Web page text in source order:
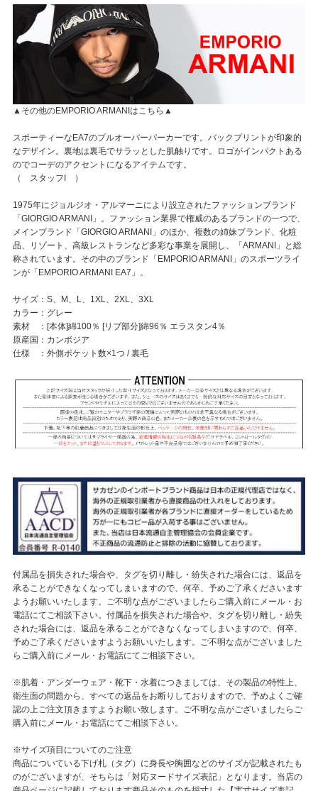
▲その他のEMPORIO ARMANIはこちら▲
スポーティーなEA7のプルオーバーパーカーです。バックプリントが印象的
なデザイン。裏地は裏毛でサラッとした肌触りです。ロゴがインパクトある
のでコーデのアクセントになるアイテムです。
（ スタッフI ）
1975年にジョルジオ・アルマーニにより設立されたファッションブランド
「GIORGIO ARMANI」。ファッション業界で権威のあるブランドの一つで、
メインブランド「GIORGIO ARMANI」のほか、複数の姉妹ブランド、化粧
品、リゾート、高級レストランなど多彩な事業を展開し、「ARMANI」と総
称されています。その中のブランド「EMPORIO ARMANI」のスポーツライ
ンが「EMPORIO ARMANI EA7」。
サイズ：S、M、L、1XL、2XL、3XL
カラー：グレー
素材 ：[本体]綿100％ [リブ部分]綿96％ エラスタン4％
原産国：カンボジア
仕様 ：外側ポケット数×1つ / 裏毛
付属品を損失された場合や、タグを切り離し・紛失された場合には、返品を
承ることができなくなってしまいますので、何卒、予めご了承くださいます
ようお願いいたします。ご不明な点がございましたらご購入前にメール・お
電話にてご相談下さい。付属品を損失された場合や、タグを切り離し・紛失
された場合には、返品を承ることができなくなってしまいますので、何卒、
予めご了承くださいますようお願いいたします。ご不明な点がございました
らご購入前にメール・お電話にてご相談下さい。
※肌着・アンダーウェア・靴下・水着につきましては、その製品の特性上、
衛生面の問題から、すべての返品をお断りしておりますので、予めよくご確
認の上ご注文頂きますようお願い致します。ご不明な点がございましたらご
購入前にメール・お電話にてご相談下さい。
※サイズ項目についてのご注意
商品についている下げ札（タグ）に身長や胸囲などのサイズが記載されたも
のがございますが、そちらは「対応ヌードサイズ表記」となります。当店の